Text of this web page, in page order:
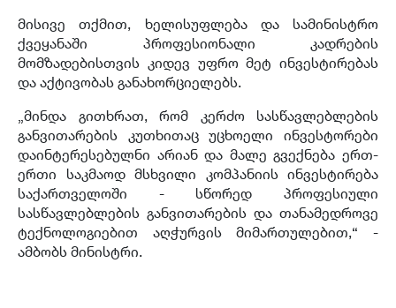
მისივე თქმით, ხელისუფლება და სამინისტრო
ქვეყანაში პროფესიონალი კადრების
მომზადებისთვის კიდევ უფრო მეტ ინვესტირებას
და აქტივობას განახორციელებს.
„მინდა გითხრათ, რომ კერძო სასწავლებლების
განვითარების კუთხითაც უცხოელი ინვესტორები
დაინტერესებულნი არიან და მალე გვექნება ერთ-
ერთი საკმაოდ მსხვილი კომპანიის ინვესტირება
საქართველოში - სწორედ პროფესიული
სასწავლებლების განვითარების და თანამედროვე
ტექნოლოგიებით აღჭურვის მიმართულებით,“ -
ამბობს მინისტრი.